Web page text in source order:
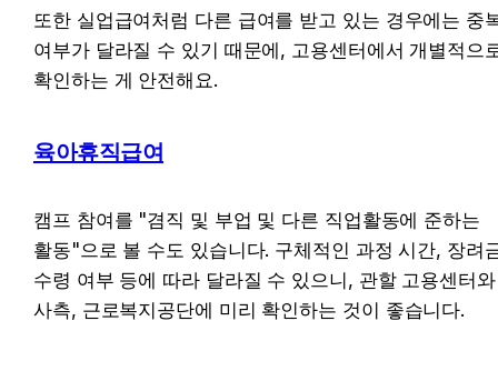
또한 실업급여처럼 다른 급여를 받고 있는 경우에는 중
여부가 달라질 수 있기 때문에, 고용센터에서 개별적으
확인하는 게 안전해요.
육아휴직급여
캠프 참여를 "겸직 및 부업 및 다른 직업활동에 준하는
활동"으로 볼 수도 있습니다. 구체적인 과정 시간, 장려
수령 여부 등에 따라 달라질 수 있으니, 관할 고용센터와
사측, 근로복지공단에 미리 확인하는 것이 좋습니다.